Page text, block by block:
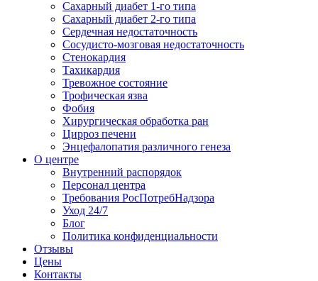
Сахарный диабет 1-го типа
Сахарный диабет 2-го типа
Сердечная недостаточность
Сосудисто-мозговая недостаточность
Стенокардия
Тахикардия
Тревожное состояние
Трофическая язва
Фобия
Хирургическая обработка ран
Цирроз печени
Энцефалопатия различного генеза
О центре
Внутренний распорядок
Персонал центра
Требования РосПотребНадзора
Уход 24/7
Блог
Политика конфиденциальности
Отзывы
Цены
Контакты